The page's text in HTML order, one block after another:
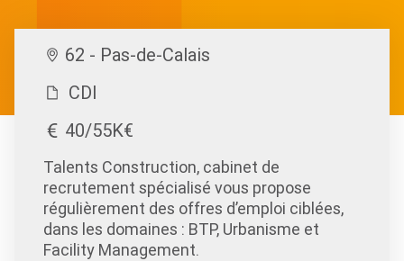
62 - Pas-de-Calais
CDI
40/55K€
Talents Construction, cabinet de
recrutement spécialisé vous propose
régulièrement des offres d’emploi ciblées,
dans les domaines : BTP, Urbanisme et
Facility Management.